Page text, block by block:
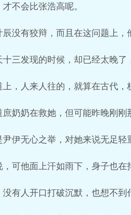
不会比张浩高呢。
没有狡辩，而且在这问题上，
十三发现的时候，却已经太晚
，人来人往的，就算在古代，
奶奶在救她，但可能昨晚刚刚
伊无心之举，对她来说无足轻
可他面上汗如雨下，身子也在
没有人开口打破沉默，也想不到